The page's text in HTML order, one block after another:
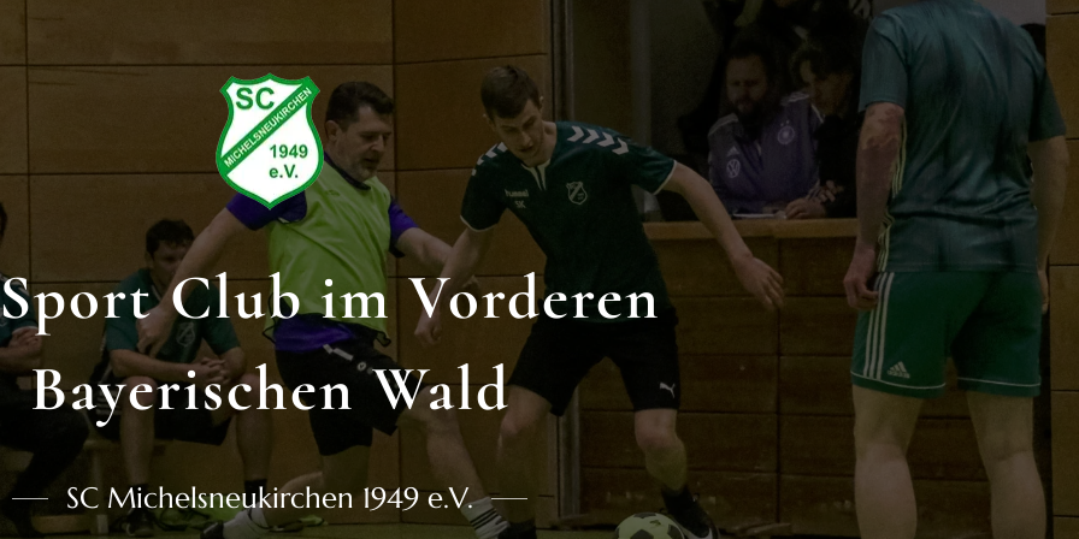
Club im Vorderen
Bayerischen Wald
SC Michelsneukirchen 1949 e.V.